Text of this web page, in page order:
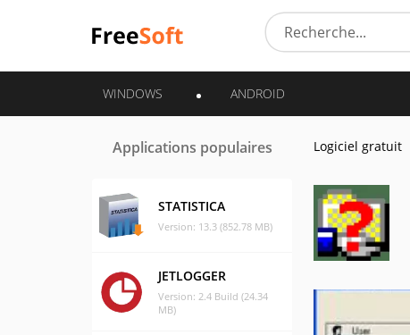
WINDOWS ANDROID
Applications populaires
STATISTICA
Version: 13.3 (852.78 MB)
JETLOGGER
Version: 2.4 Build (24.34
MB)
Logiciel gratuit